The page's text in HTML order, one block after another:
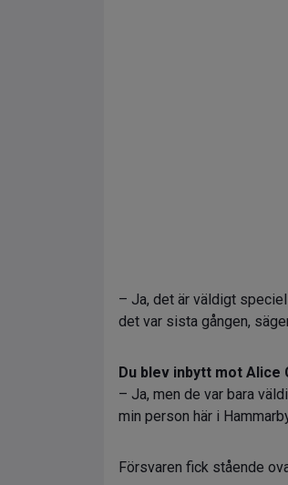
– Ja, det är väldigt
det var sista gången,
Du blev inbytt mot Alice
– Ja, men de var bara
min person här i
Försvaren fick stående